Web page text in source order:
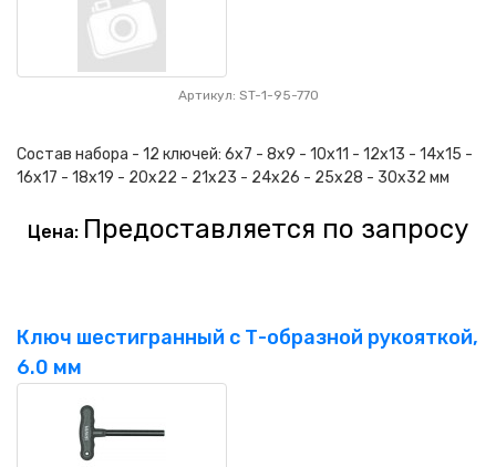
Артикул: ST-1-95-770
Состав набора - 12 ключей: 6x7 - 8x9 - 10x11 - 12x13 - 14x15 -
16x17 - 18x19 - 20x22 - 21x23 - 24x26 - 25x28 - 30x32 мм
Цена: Предоставляется по запросу
Ключ шестигранный с Т-образной рукояткой,
6.0 мм